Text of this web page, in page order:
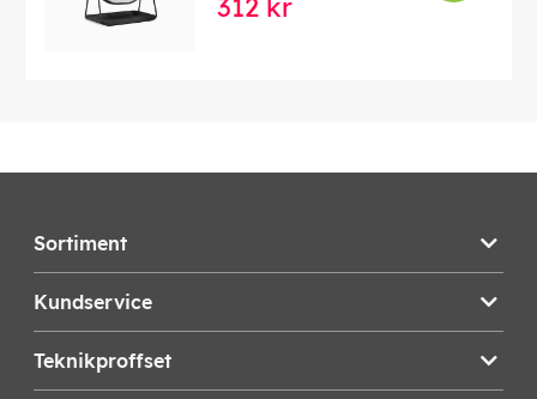
312 kr
Sortiment
Kundservice
Teknikproffset